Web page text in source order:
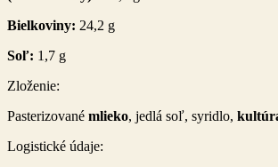
Bielkoviny: 24,2 g
Soľ: 1,7 g
Zloženie:
Pasterizované mlieko, jedlá soľ, syridlo,
Logistické údaje: